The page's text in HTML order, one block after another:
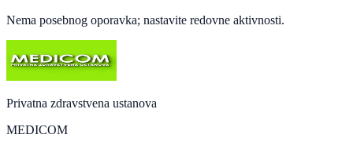
Nema posebnog oporavka; nastavite redovne aktivnosti.
Privatna zdravstvena ustanova
MEDICOM